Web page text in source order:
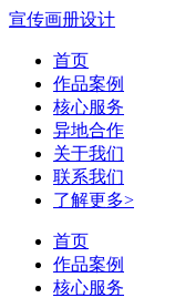
宣传画册设计
首页
作品案例
核心服务
异地合作
关于我们
联系我们
了解更多>
首页
作品案例
核心服务